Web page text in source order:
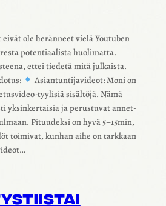
ole herän­neet vielä Youtu­ben
poten­ti­aa­lista huoli­matta.
ettei tiedetä mitä julkaista.
Asian­tun­ti­ja­vi­deot: Moni on
tyyli­siä sisäl­töjä. Nämä
yksin­ker­tai­sia ja perus­tu­vat annet­
Pituu­deksi on hyvä 5–15min,
toimi­vat, kunhan aihe on tark­kaan